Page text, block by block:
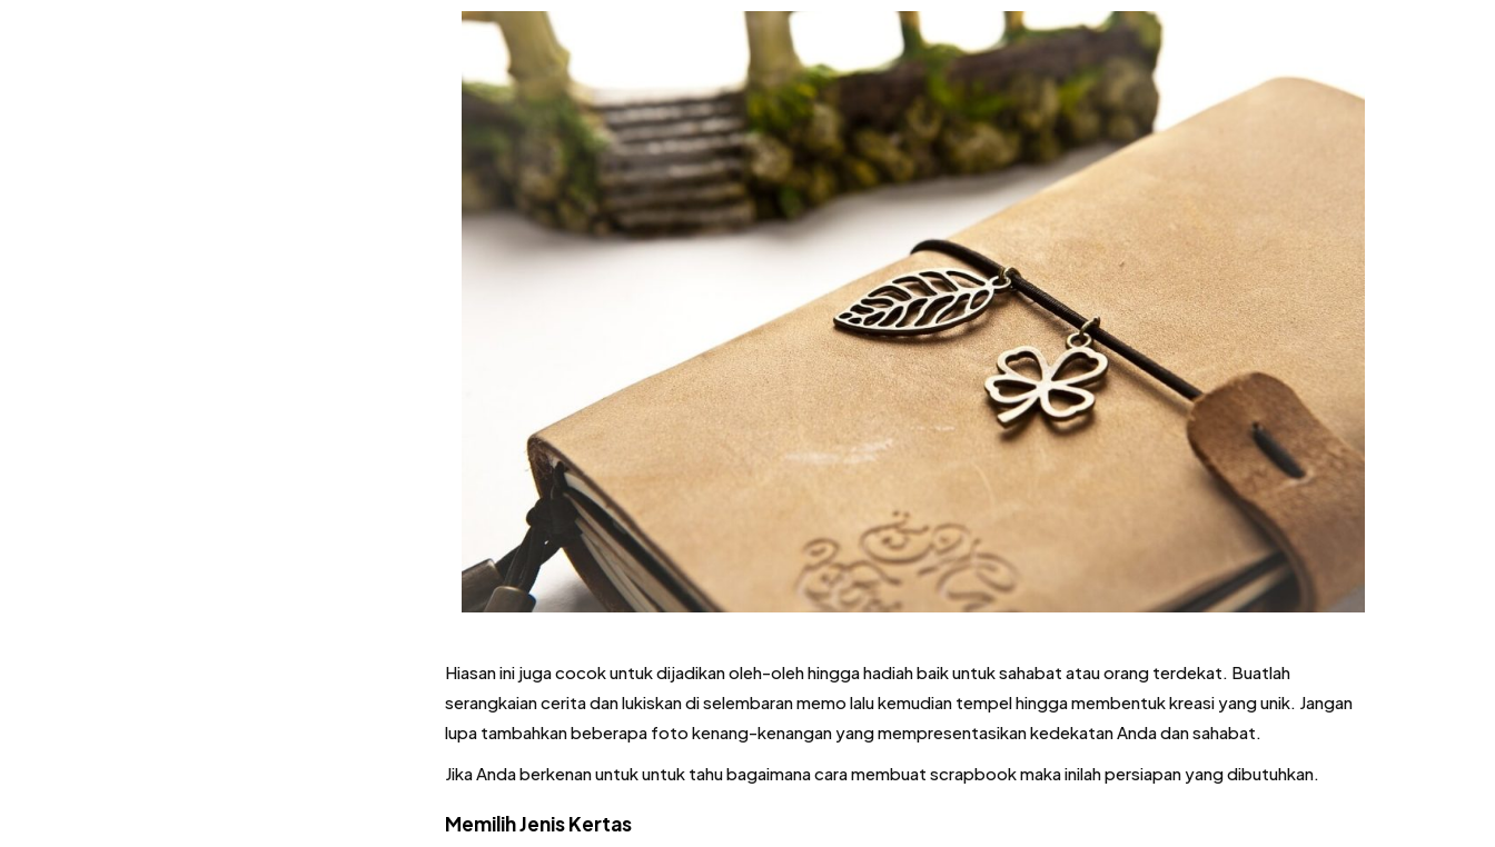
Hiasan ini juga cocok untuk dijadikan oleh-oleh hingga hadiah baik untuk sahabat atau orang terdekat. Buatlah
serangkaian cerita dan lukiskan di selembaran memo lalu kemudian tempel hingga membentuk kreasi yang unik. Jangan
lupa tambahkan beberapa foto kenang-kenangan yang mempresentasikan kedekatan Anda dan sahabat.
Jika Anda berkenan untuk untuk tahu bagaimana cara membuat scrapbook maka inilah persiapan yang dibutuhkan.
Memilih Jenis Kertas